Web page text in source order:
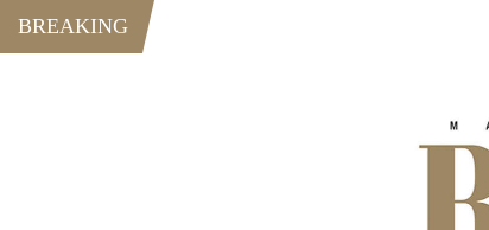
BREAKING